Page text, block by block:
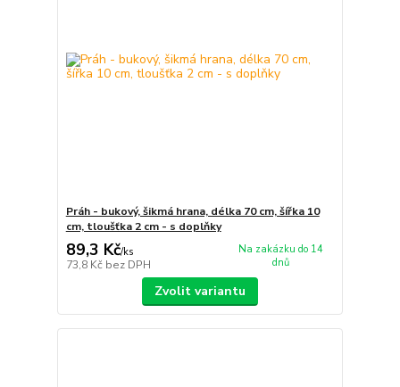
Práh - bukový, šikmá hrana, délka 70 cm, šířka 10
cm, tloušťka 2 cm - s doplňky
89,3 Kč/ks
73,8 Kč bez DPH
Na zakázku do 14
dnů
Zvolit variantu